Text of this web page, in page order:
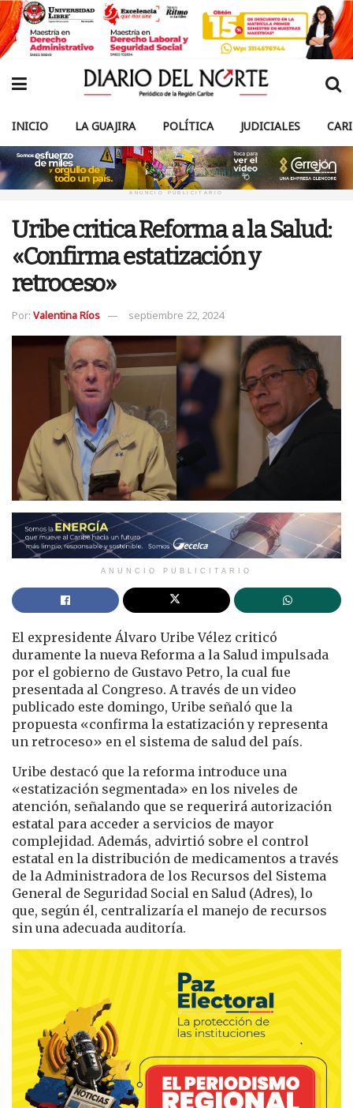
INICIO LA GUAJIRA POLÍTICA JUDICIALES
ANUNCIO PUBLICITARIO
Uribe critica Reforma a la Salud:
«Confirma estatización y
retroceso»
Por: Valentina Ríos septiembre 22, 2024
ANUNCIO PUBLICITARIO
El expresidente Álvaro Uribe Vélez criticó
duramente la nueva Reforma a la Salud impulsada
por el gobierno de Gustavo Petro, la cual fue
presentada al Congreso. A través de un video
publicado este domingo, Uribe señaló que la
propuesta «confirma la estatización y representa
un retroceso» en el sistema de salud del país.
Uribe destacó que la reforma introduce una
«estatización segmentada» en los niveles de
atención, señalando que se requerirá autorización
estatal para acceder a servicios de mayor
complejidad. Además, advirtió sobre el control
estatal en la distribución de medicamentos a través
de la Administradora de los Recursos del Sistema
General de Seguridad Social en Salud (Adres), lo
que, según él, centralizaría el manejo de recursos
sin una adecuada auditoría.